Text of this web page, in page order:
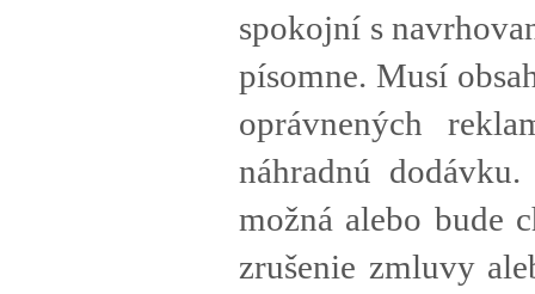
spokojní s
písomne. Musí
oprávnených
náhradnú
možná alebo bude
zrušenie zmluvy